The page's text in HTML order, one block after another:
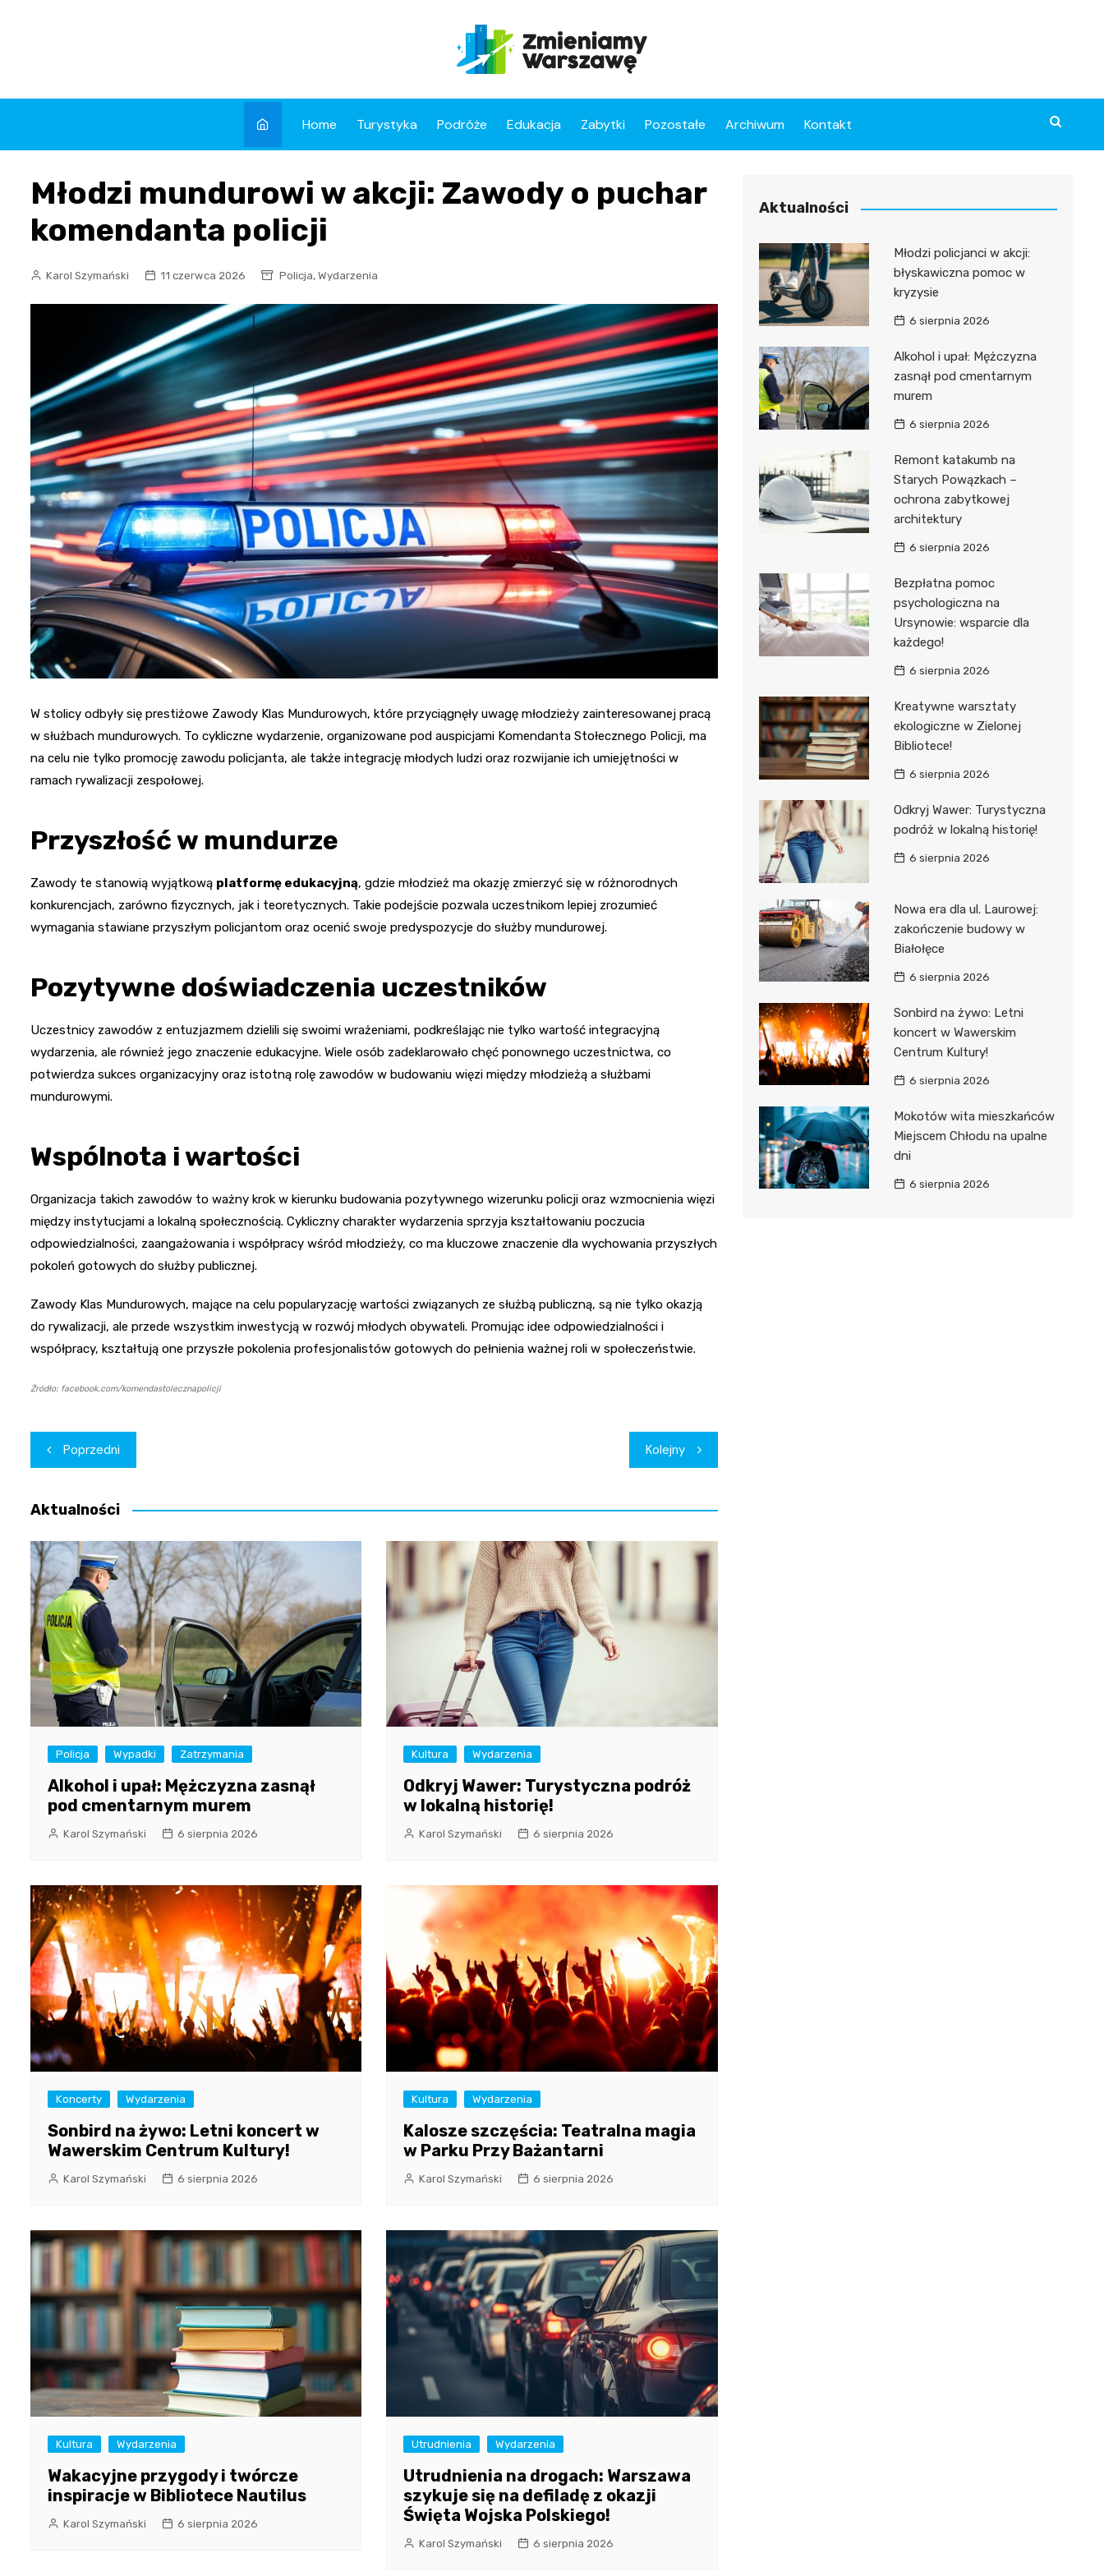
Home Turystyka Podróże Edukacja Zabytki Pozostałe Archiwum Kontakt
Młodzi mundurowi w akcji: Zawody o puchar
komendanta policji
Karol Szymański 11 czerwca 2026 Policja, Wydarzenia
W stolicy odbyły się prestiżowe Zawody Klas Mundurowych, które przyciągnęły uwagę młodzieży zainteresowanej pracą
w służbach mundurowych. To cykliczne wydarzenie, organizowane pod auspicjami Komendanta Stołecznego Policji, ma
na celu nie tylko promocję zawodu policjanta, ale także integrację młodych ludzi oraz rozwijanie ich umiejętności w
ramach rywalizacji zespołowej.
Przyszłość w mundurze
Zawody te stanowią wyjątkową platformę edukacyjną, gdzie młodzież ma okazję zmierzyć się w różnorodnych
konkurencjach, zarówno fizycznych, jak i teoretycznych. Takie podejście pozwala uczestnikom lepiej zrozumieć
wymagania stawiane przyszłym policjantom oraz ocenić swoje predyspozycje do służby mundurowej.
Pozytywne doświadczenia uczestników
Uczestnicy zawodów z entuzjazmem dzielili się swoimi wrażeniami, podkreślając nie tylko wartość integracyjną
wydarzenia, ale również jego znaczenie edukacyjne. Wiele osób zadeklarowało chęć ponownego uczestnictwa, co
potwierdza sukces organizacyjny oraz istotną rolę zawodów w budowaniu więzi między młodzieżą a służbami
mundurowymi.
Wspólnota i wartości
Organizacja takich zawodów to ważny krok w kierunku budowania pozytywnego wizerunku policji oraz wzmocnienia więzi
między instytucjami a lokalną społecznością. Cykliczny charakter wydarzenia sprzyja kształtowaniu poczucia
odpowiedzialności, zaangażowania i współpracy wśród młodzieży, co ma kluczowe znaczenie dla wychowania przyszłych
pokoleń gotowych do służby publicznej.
Zawody Klas Mundurowych, mające na celu popularyzację wartości związanych ze służbą publiczną, są nie tylko okazją
do rywalizacji, ale przede wszystkim inwestycją w rozwój młodych obywateli. Promując idee odpowiedzialności i
współpracy, kształtują one przyszłe pokolenia profesjonalistów gotowych do pełnienia ważnej roli w społeczeństwie.
Źródło: facebook.com/komendastolecznapolicji
Nawigacja
wpisu
Poprzedni Kolejny
Aktualności
Policja Wypadki Zatrzymania
Alkohol i upał: Mężczyzna zasnął
pod cmentarnym murem
Karol Szymański 6 sierpnia 2026
Kultura Wydarzenia
Odkryj Wawer: Turystyczna podróż
w lokalną historię!
Karol Szymański 6 sierpnia 2026
Koncerty Wydarzenia
Sonbird na żywo: Letni koncert w
Wawerskim Centrum Kultury!
Karol Szymański 6 sierpnia 2026
Kultura Wydarzenia
Kalosze szczęścia: Teatralna magia
w Parku Przy Bażantarni
Karol Szymański 6 sierpnia 2026
Kultura Wydarzenia
Wakacyjne przygody i twórcze
inspiracje w Bibliotece Nautilus
Karol Szymański 6 sierpnia 2026
Utrudnienia Wydarzenia
Utrudnienia na drogach: Warszawa
szykuje się na defiladę z okazji
Święta Wojska Polskiego!
Karol Szymański 6 sierpnia 2026
Aktualności
Młodzi policjanci w akcji:
błyskawiczna pomoc w
kryzysie
6 sierpnia 2026
Alkohol i upał: Mężczyzna
zasnął pod cmentarnym
murem
6 sierpnia 2026
Remont katakumb na
Starych Powązkach –
ochrona zabytkowej
architektury
6 sierpnia 2026
Bezpłatna pomoc
psychologiczna na
Ursynowie: wsparcie dla
każdego!
6 sierpnia 2026
Kreatywne warsztaty
ekologiczne w Zielonej
Bibliotece!
6 sierpnia 2026
Odkryj Wawer: Turystyczna
podróż w lokalną historię!
6 sierpnia 2026
Nowa era dla ul. Laurowej:
zakończenie budowy w
Białołęce
6 sierpnia 2026
Sonbird na żywo: Letni
koncert w Wawerskim
Centrum Kultury!
6 sierpnia 2026
Mokotów wita mieszkańców
Miejscem Chłodu na upalne
dni
6 sierpnia 2026